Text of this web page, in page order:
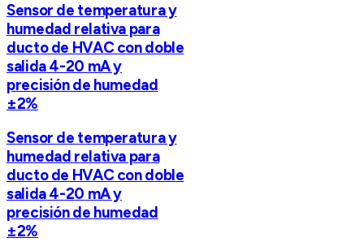
Sensor de temperatura y
humedad relativa para
ducto de HVAC con doble
salida 4-20 mA y
precisión de humedad
±2%
Sensor de temperatura y
humedad relativa para
ducto de HVAC con doble
salida 4-20 mA y
precisión de humedad
±2%